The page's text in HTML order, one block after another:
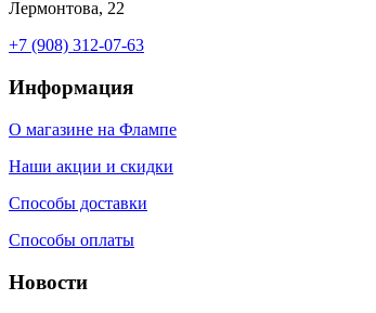
Лермонтова, 22
+7 (908) 312-07-63
Информация
О магазине на Флампе
Наши акции и скидки
Способы доставки
Способы оплаты
Новости